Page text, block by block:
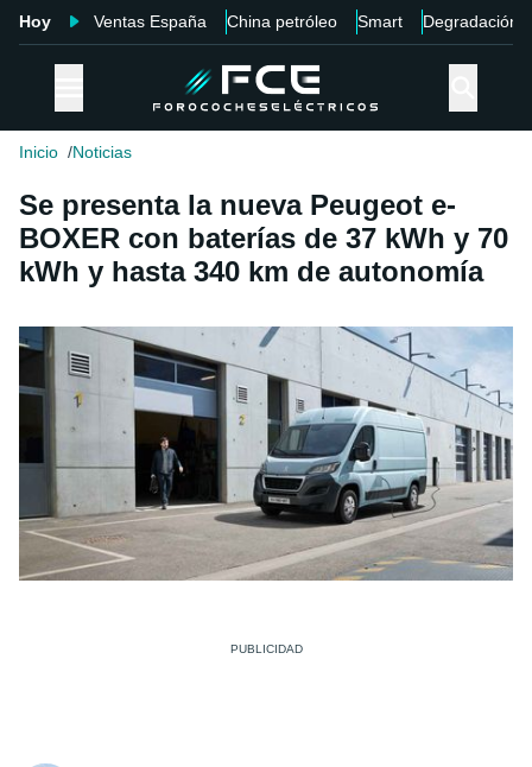
Hoy Ventas España China petróleo Smart Degradación
Inicio Noticias
Se presenta la nueva Peugeot e-
BOXER con baterías de 37 kWh y 70
kWh y hasta 340 km de autonomía